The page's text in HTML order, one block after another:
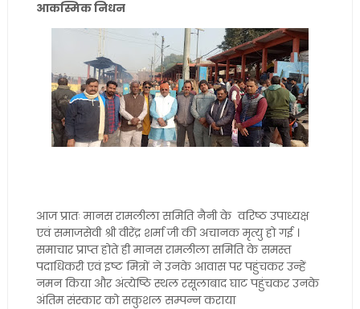
आकस्मिक निधन
आज प्रातः मानस रामलीला समिति नैनी के वरिष्ठ उपाध्यक्ष
एवं समाजसेवी श्री वीरेंद्र शर्मा जी की अचानक मृत्यु हो गई ।
समाचार प्राप्त होते ही मानस रामलीला समिति के समस्त
पदाधिकरी एवं इष्ट मित्रों ने उनके आवास पर पहुंचकर उन्हें
नमन किया और अंत्येष्ठि स्थल रसूलाबाद घाट पहुंचकर उनके
अंतिम संस्कार को सकुशल सम्पन्न कराया